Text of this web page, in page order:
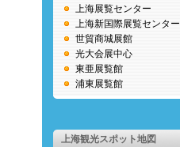
上海展覧センター
上海新国際展覧センター
世貿商城展館
光大会展中心
東亜展覧館
浦東展覧館
上海観光スポット地図